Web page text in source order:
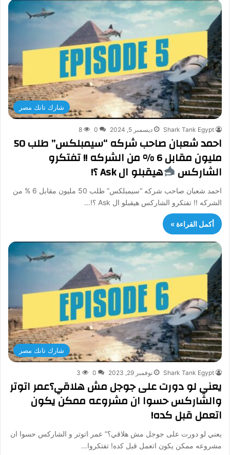
شارك تانك مصر
Shark Tank Egypt ديسمبر 5, 2024 0
8
احمد شعبان صاحب شركه “سيمبلكس” طلب 50
مليون مقابل 6 % من الشركه !! تفتكرو
الشاركس هيقبلو ال Ask ؟!
احمد شعبان صاحب شركه “سيمبلكس” طلب 50 مليون مقابل 6 % من
الشركه !! تفتكرو الشاركس هيقبلو ال Ask ؟!…
أكمل القراءة »
شارك تانك مصر
Shark Tank Egypt نوفمبر 29, 2023 0
3
يعني لو دورت على جوجل مش هلاقي؟عمر اتوتر
والشاركس حسوا ان مشروعه ممكن يكون
اتعمل قبل كده!
يعني لو دورت على جوجل مش هلاقي؟” عمر اتوتر و الشاركس حسوا ان
مشروعه ممكن يكون اتعمل قبل كده! تفتكروا…